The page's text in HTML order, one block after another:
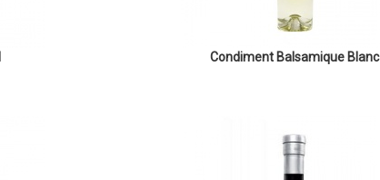
Condiment Balsamique Blanc